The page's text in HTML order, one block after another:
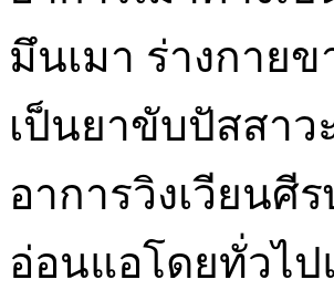
มึนเมา ร่างกาย
เป็นยาขับปัสสา
อาการวิงเวียนศี
อ่อนแอโดยทั่วไป